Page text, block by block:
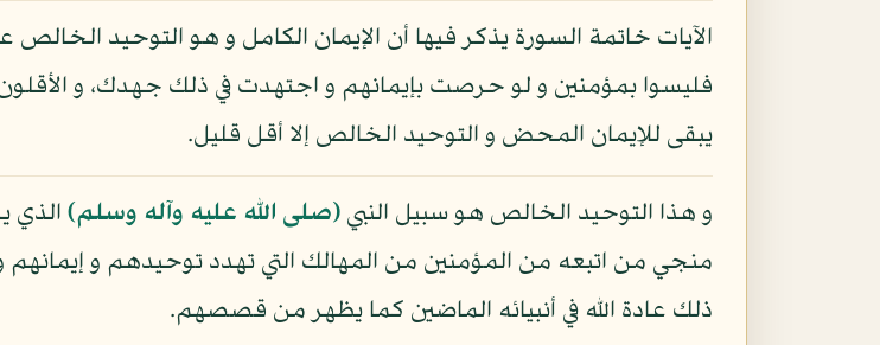
الآيات خاتمة السورة يذكر فيها أن الإيمان الكامل و هو التوحيد الخالص
فليسوا بمؤمنين و لو حرصت بإيمانهم و اجتهدت في ذلك جهدك، و
يبقى للإيمان المحض و التوحيد الخالص إلا أقل قليل.
و هذا التوحيد الخالص هو سبيل النبي (صلى الله عليه وآله وسلم) الذي
منجي من اتبعه من المؤمنين من المهالك التي تهدد توحيدهم و
ذلك عادة الله في أنبيائه الماضين كما يظهر من قصصهم.